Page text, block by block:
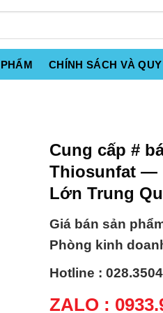
CHÍNH SÁCH VÀ
Cung cấp #
Thiosunfat —
Lớn Trung
Giá bán sản
Phòng kinh
Hotline :
ZALO :